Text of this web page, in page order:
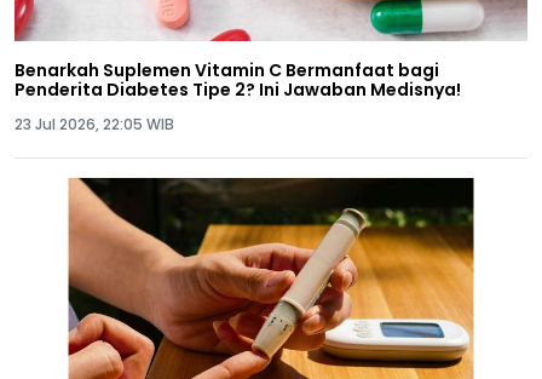
Benarkah Suplemen Vitamin C Bermanfaat bagi
Penderita Diabetes Tipe 2? Ini Jawaban Medisnya!
23 Jul 2026, 22:05 WIB